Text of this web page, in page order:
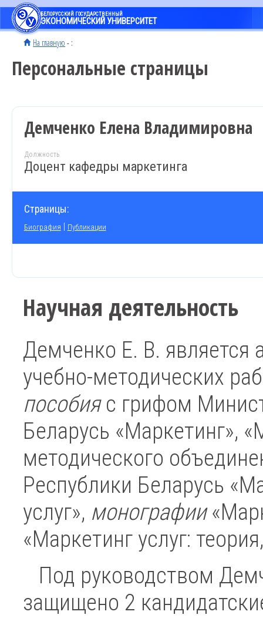
БЕЛОРУССКИЙ ГОСУДАРСТВЕННЫЙ
ЭКОНОМИЧЕСКИЙ УНИВЕРСИТЕТ
На главную - :
Персональные страницы
Демченко Елена Владимировна
Должность
Доцент кафедры маркетинга
Страницы:
Биография | Публикации
Научная деятельность
Демченко Е. В. является
учебно-методических
пособияс грифом
Беларусь «Маркетинг»,
методического
Республики Беларусь
услуг», монографии
«Маркетинг услуг:
Под руководством
защищено 2